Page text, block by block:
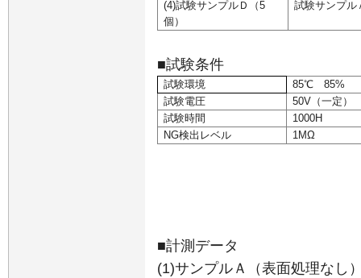
(4)試験サンプルＤ（5
個）
試験サンプル
■試験条件
試験環境 85℃85%
試験電圧
50V （一定）
試験時間
1000H
NG検出レベル 1MΩ
■計測データ
(1)サンプルＡ（表面処理なし